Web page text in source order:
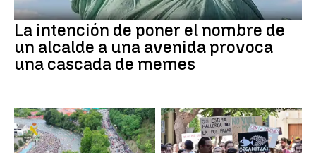
La intención de poner el nombre de
un alcalde a una avenida provoca
una cascada de memes